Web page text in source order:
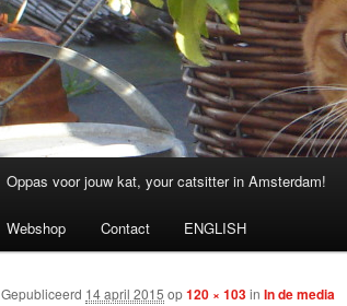
Oppas voor jouw kat, your catsitter in Amsterdam!
Webshop Contact ENGLISH
Gepubliceerd 14 april 2015 op120 × 103in In de media